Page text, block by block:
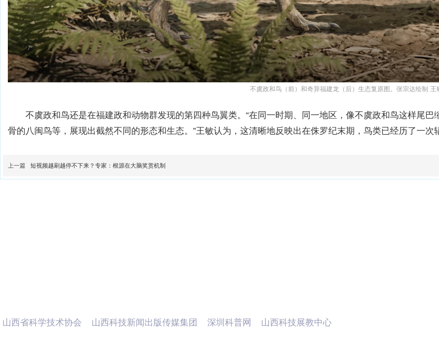
不虞政和鸟（前）和奇异福建龙（后）生态复原图。张宗达绘制 王
不虞政和鸟还是在福建政和动物群发现的第四种鸟翼类。“在同一时期、同一地区，像不虞政和鸟这样尾
骨的八闽鸟等，展现出截然不同的形态和生态。”王敏认为，这清晰地反映出在侏罗纪末期，鸟类已经历了一
上一篇 短视频越刷越停不下来？专家：根源在大脑奖赏机制
山西省科学技术协会 山西科技新闻出版传媒集团 深圳科普网 山西科技展教中心